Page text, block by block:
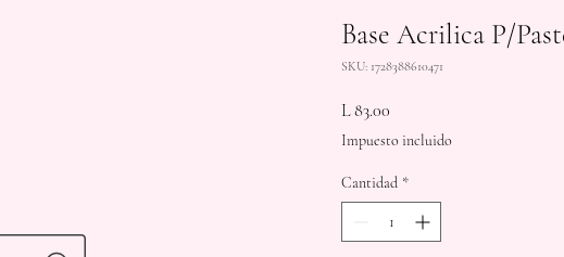
Base Acrilica P/
SKU: 1728388610471
L 83.00
Impuesto incluido
Cantidad *